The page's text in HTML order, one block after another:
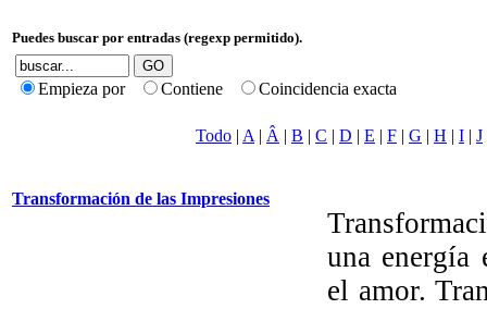
Puedes buscar por entradas (regexp permitido).
Empieza por Contiene Coincidencia exacta
Todo | A | Â | B | C | D | E | F | G | H | I | J
Transformación de las Impresiones
una
el amor.